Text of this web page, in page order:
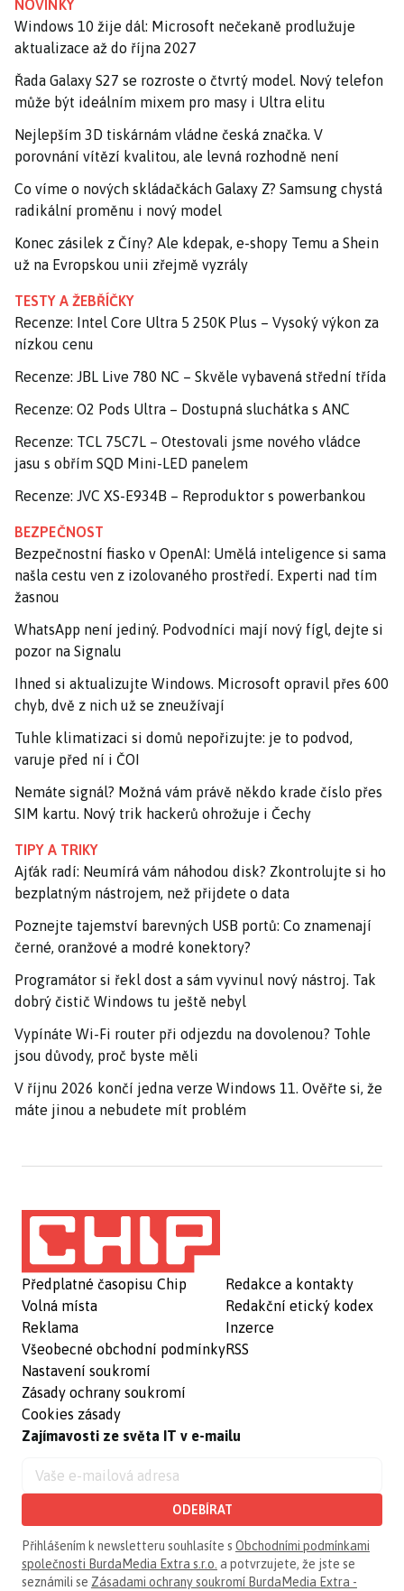
NOVINKY
Windows 10 žije dál: Microsoft nečekaně prodlužuje
aktualizace až do října 2027
Řada Galaxy S27 se rozroste o čtvrtý model. Nový telefon
může být ideálním mixem pro masy i Ultra elitu
Nejlepším 3D tiskárnám vládne česká značka. V
porovnání vítězí kvalitou, ale levná rozhodně není
Co víme o nových skládačkách Galaxy Z? Samsung chystá
radikální proměnu i nový model
Konec zásilek z Číny? Ale kdepak, e-shopy Temu a Shein
už na Evropskou unii zřejmě vyzrály
TESTY A ŽEBŘÍČKY
Recenze: Intel Core Ultra 5 250K Plus – Vysoký výkon za
nízkou cenu
Recenze: JBL Live 780 NC – Skvěle vybavená střední třída
Recenze: O2 Pods Ultra – Dostupná sluchátka s ANC
Recenze: TCL 75C7L – Otestovali jsme nového vládce
jasu s obřím SQD Mini-LED panelem
Recenze: JVC XS-E934B – Reproduktor s powerbankou
BEZPEČNOST
Bezpečnostní fiasko v OpenAI: Umělá inteligence si sama
našla cestu ven z izolovaného prostředí. Experti nad tím
žasnou
WhatsApp není jediný. Podvodníci mají nový fígl, dejte si
pozor na Signalu
Ihned si aktualizujte Windows. Microsoft opravil přes 600
chyb, dvě z nich už se zneužívají
Tuhle klimatizaci si domů nepořizujte: je to podvod,
varuje před ní i ČOI
Nemáte signál? Možná vám právě někdo krade číslo přes
SIM kartu. Nový trik hackerů ohrožuje i Čechy
TIPY A TRIKY
Ajťák radí: Neumírá vám náhodou disk? Zkontrolujte si ho
bezplatným nástrojem, než přijdete o data
Poznejte tajemství barevných USB portů: Co znamenají
černé, oranžové a modré konektory?
Programátor si řekl dost a sám vyvinul nový nástroj. Tak
dobrý čistič Windows tu ještě nebyl
Vypínáte Wi-Fi router při odjezdu na dovolenou? Tohle
jsou důvody, proč byste měli
V říjnu 2026 končí jedna verze Windows 11. Ověřte si, že
máte jinou a nebudete mít problém
Předplatné časopisu Chip
Volná místa
Reklama
Všeobecné obchodní podmínky
Nastavení soukromí
Zásady ochrany soukromí
Cookies zásady
Redakce a kontakty
Redakční etický kodex
Inzerce
RSS
Zajímavosti ze světa IT v e-mailu
ODEBÍRAT
Přihlášením k newsletteru souhlasíte s Obchodními podmínkami
společnosti BurdaMedia Extra s.r.o. a potvrzujete, že jste se
seznámili se Zásadami ochrany soukromí BurdaMedia Extra -